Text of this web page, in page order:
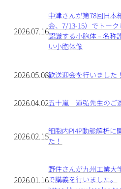
2026.07.16
中津さんが第78回日本
会、7/13-15）でトー
認識する小胞体 – 名称
い小胞体像
2026.05.08歓送迎会を行いました！
2026.04.02五十嵐 道弘先生のご
2026.02.15細胞内PI4P動態解析に
た！
2026.01.16
野住さんが九州工業大
で講義を行いました。